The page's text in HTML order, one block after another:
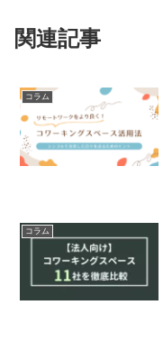
関連記事
コラム
コラム